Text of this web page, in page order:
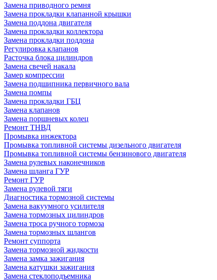
Замена приводного ремня
Замена прокладки клапанной крышки
Замена поддона двигателя
Замена прокладки коллектора
Замена прокладки поддона
Регулировка клапанов
Расточка блока цилиндров
Замена свечей накала
Замер компрессии
Замена подшипника первичного вала
Замена помпы
Замена прокладки ГБЦ
Замена клапанов
Замена поршневых колец
Ремонт ТНВД
Промывка инжектора
Промывка топливной системы дизельного двигателя
Промывка топливной системы бензинового двигателя
Замена рулевых наконечников
Замена шланга ГУР
Ремонт ГУР
Замена рулевой тяги
Диагностика тормозной системы
Замена вакуумного усилителя
Замена тормозных цилиндров
Замена троса ручного тормоза
Замена тормозных шлангов
Ремонт суппорта
Замена тормозной жидкости
Замена замка зажигания
Замена катушки зажигания
Замена стеклоподъемника